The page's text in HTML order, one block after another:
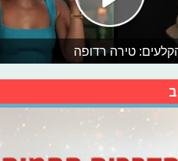
טירה רדופה